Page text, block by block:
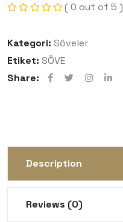
( 0 out of 5 )
Kategori: Söveler
Etiket: SÖVE
Share:
Description
Reviews (0)